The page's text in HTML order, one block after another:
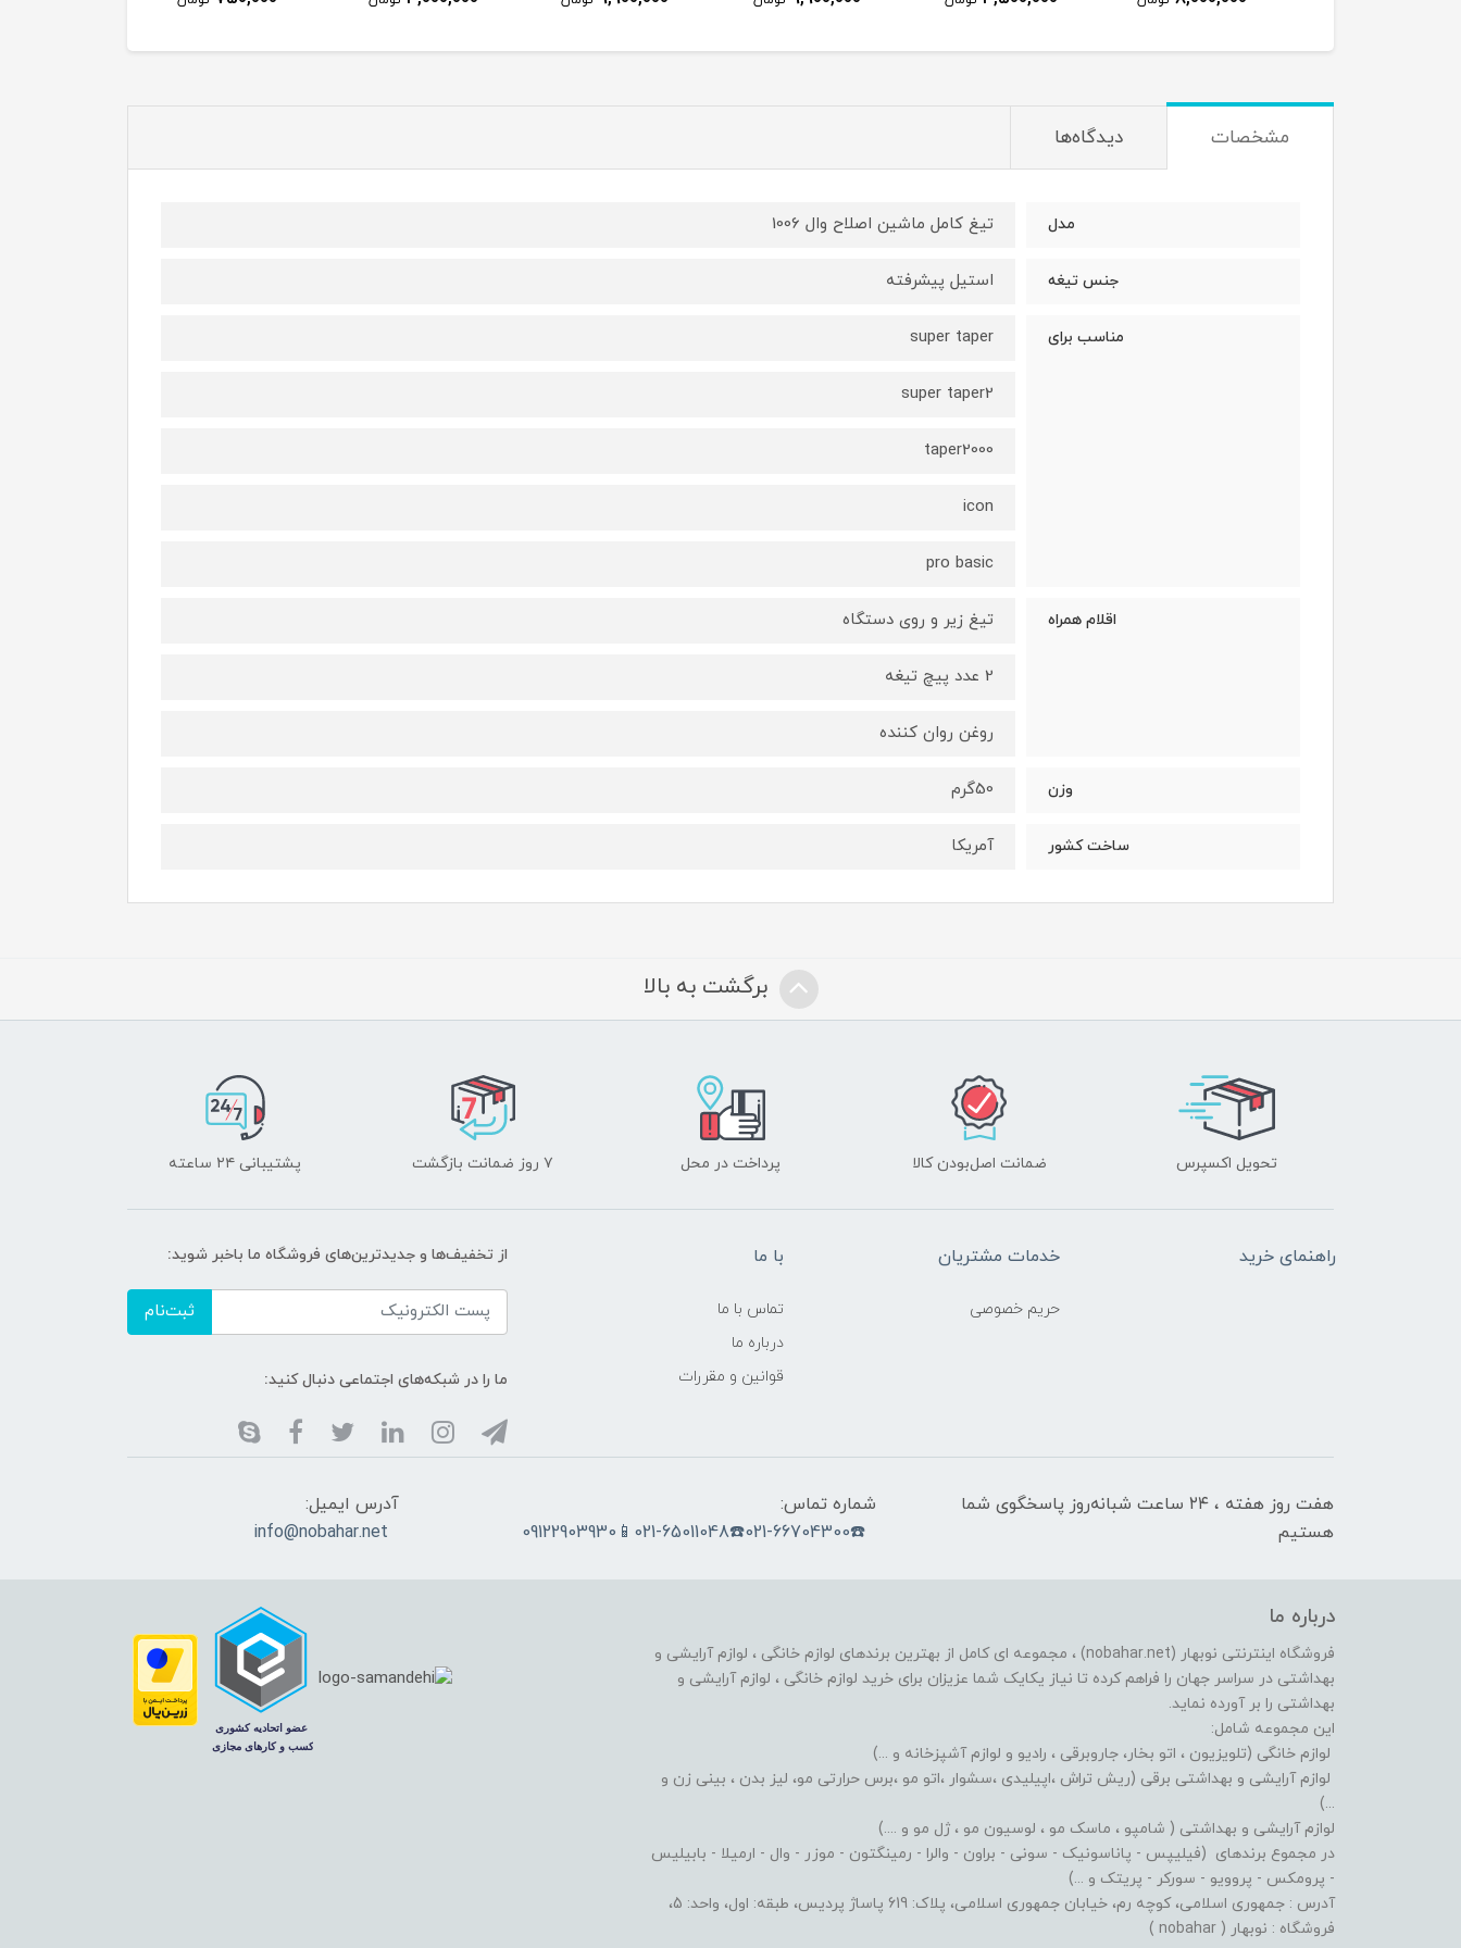
مشخصات دیدگاه‌ها
مدل تیغ کامل ماشین اصلاح وال 1006
جنس تیغه استیل پیشرفته
مناسب برای super taper
super taper2
taper2000
icon
pro basic
اقلام همراه تیغ زیر و روی دستگاه
2 عدد پیچ تیغه
روغن روان کننده
وزن 50گرم
ساخت کشور آمریکا
برگشت به بالا
تحویل اکسپرس ضمانت اصل‌بودن کالا پرداخت در محل ۷ روز ضمانت بازگشت پشتیبانی ۲۴ ساعته
راهنمای خرید خدمات مشتریان
حریم خصوصی
با ما
تماس با ما
درباره ما
قوانین و مقررات
از تخفیف‌ها و جدیدترین‌های فروشگاه ما باخبر شوید:
ثبت‌نام
ما را در شبکه‌های اجتماعی دنبال کنید:
هفت روز هفته ، ۲۴ ساعت شبانه‌روز پاسخگوی شما
هستیم
شماره تماس:
☎️021-66704300☎️021-65011048📱09122903930
آدرس ایمیل:
info@nobahar.net
درباره ما
فروشگاه اینترنتی نوبهار (nobahar.net) ، مجموعه ای کامل از بهترین برندهای لوازم خانگی ، لوازم آرایشی و
بهداشتی در سراسر جهان را فراهم کرده تا نیاز یکایک شما عزیزان برای خرید لوازم خانگی ، لوازم آرایشی و
بهداشتی را بر آورده نماید.
این مجموعه شامل:
لوازم خانگی (تلویزیون ، اتو بخار، جاروبرقی ، رادیو و لوازم آشپزخانه و ...)
لوازم آرایشی و بهداشتی برقی (ریش تراش ،اپیلیدی ،سشوار ،اتو مو ،برس حرارتی مو، لیز بدن ، بینی زن و
...)
لوازم آرایشی و بهداشتی ( شامپو ، ماسک مو ، لوسیون مو ، ژل مو و ....)
در مجموع برندهای (فیلیپس - پاناسونیک - سونی - براون - والرا - رمینگتون - موزر - وال - ارمیلا - بابیلیس
- پرومکس - پروویو - سورکر - پریتک و ...)
آدرس : جمهوری اسلامی، کوچه رم، خیابان جمهوری اسلامی، پلاک: 619 پاساژ پردیس، طبقه: اول، واحد: 5،
فروشگاه : نوبهار ( nobahar )